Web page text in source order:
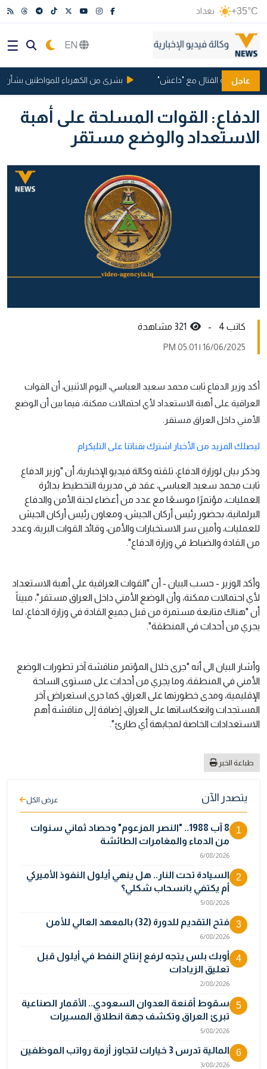
+35°C بغداد
عاجل
بتهمة القتال مع "داعش" بشرى من الكهرباء للمواطنين بشأن
الدفاع: القوات المسلحة على أهبة
الاستعداد والوضع مستقر
كاتب 4 -
16/06/2025 | 05:01 PM
أكد وزير الدفاع ثابت محمد سعيد العباسي، اليوم الاثنين، أن القوات
العراقية على أهبة الاستعداد لأي احتمالات ممكنة، فيما بين أن الوضع
الأمني داخل العراق مستقر.
ليصلك المزيد من الأخبار اشترك بقناتنا على التليكرام
وذكر بيان لوزارة الدفاع، تلقته وكالة فيديو الإخبارية، أن "وزير الدفاع
ثابت محمد سعيد العباسي، عقد في مديرية التخطيط بدائرة
العمليات، مؤتمرًا موسعًا مع عدد من أعضاء لجنة الأمن والدفاع
البرلمانية، بحضور رئيس أركان الجيش، ومعاون رئيس أركان الجيش
للعمليات، وأمين سر الاستخبارات والأمن، وقائد القوات البرية، وعدد
من القادة والضباط في وزارة الدفاع".
وأكد الوزير - حسب البيان - أن "القوات العراقية على أهبة الاستعداد
لأي احتمالات ممكنة، وأن الوضع الأمني داخل العراق مستقر"، مبيناً
أن "هناك متابعة مستمرة من قبل جميع القادة في وزارة الدفاع، لما
يجري من أحداث في المنطقة".
وأشار البيان الى أنه "جرى خلال المؤتمر مناقشة آخر تطورات الوضع
الأمني في المنطقة، وما يجري من أحداث على مستوى الساحة
الإقليمية، ومدى خطورتها على العراق، كما جرى استعراض آخر
المستجدات وانعكاساتها على العراق، إضافة إلى مناقشة أهم
الاستعدادات الخاصة لمجابهة أي طارئ".
طباعة الخبر
يتصدر الآن عرض الكل
1
8 آب 1988.. "النصر المزعوم" وحصاد ثماني سنوات
من الدماء والمغامرات الطائشة
6/08/2026
2
السيادة تحت النار.. هل ينهي أيلول النفوذ الأميركي
أم يكتفي بانسحاب شكلي؟
5/08/2026
3 فتح التقديم للدورة (32) بالمعهد العالي للأمن
6/08/2026
4
أوبك بلس يتجه لرفع إنتاج النفط في أيلول قبل
تعليق الزيادات
2/08/2026
5
سقوط أقنعة العدوان السعودي.. الأقمار الصناعية
تبرئ العراق وتكشف جهة انطلاق المسيرات
5/08/2026
6 المالية تدرس 3 خيارات لتجاوز أزمة رواتب الموظفين
3/08/2026